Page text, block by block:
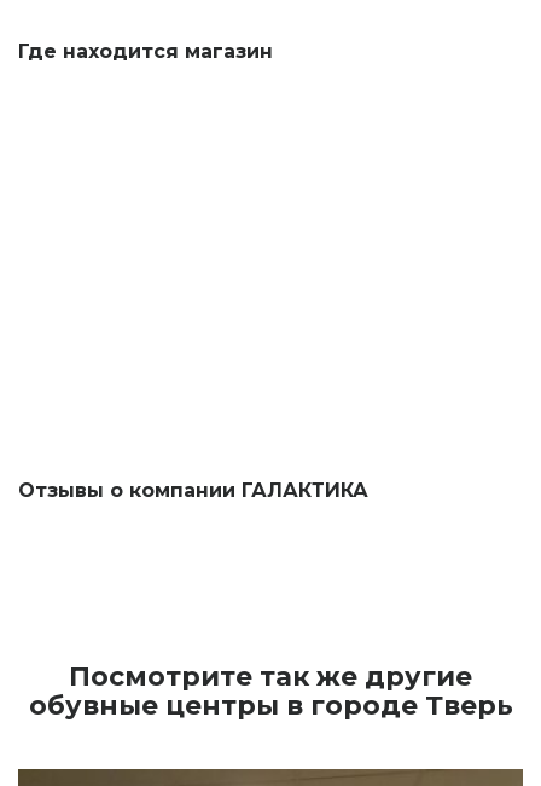
Где находится магазин
Отзывы о компании ГАЛАКТИКА
Посмотрите так же другие
обувные центры в городе Тверь